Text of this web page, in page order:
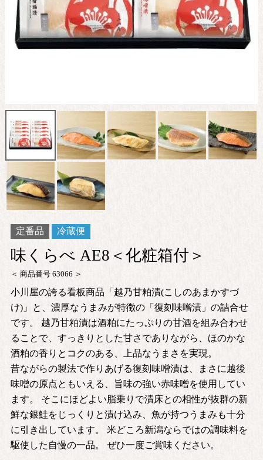
定番品 冷蔵便
味くらべ AE8＜化粧箱付＞
商品番号 63066
小川屋の誇る看板商品「越乃甘粕漬(こしのあまかすづ
け)」と、濃厚なうまみが特徴の「復刻味噌漬」の詰合せ
です。 越乃甘粕漬は酒粕にたっぷりの甘酒を組み合わせ
ることで、すっきりとした甘さでありながら、ほのかな
酒粕の香りとコクのある、上品なうまさを実現。
昔ながらの製法で作りあげる復刻味噌漬は、まさに越後
味噌の原点ともいえる、旨味の強い赤味噌を使用してい
ます。 そこにほどよい脂乗りで漬床との相性が抜群の新
鮮な銀鮭をじっくりと漬け込み、魚が持つうまみも十分
に引き出しています。 米どころ新潟ならではの調味料を
駆使した自慢の一品。 ぜひ一度ご賞味ください。